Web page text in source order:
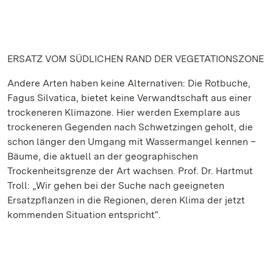
ERSATZ VOM SÜDLICHEN RAND DER VEGETATIONSZONE
Andere Arten haben keine Alternativen: Die Rotbuche,
Fagus Silvatica, bietet keine Verwandtschaft aus einer
trockeneren Klimazone. Hier werden Exemplare aus
trockeneren Gegenden nach Schwetzingen geholt, die
schon länger den Umgang mit Wassermangel kennen –
Bäume, die aktuell an der geographischen
Trockenheitsgrenze der Art wachsen. Prof. Dr. Hartmut
Troll: „Wir gehen bei der Suche nach geeigneten
Ersatzpflanzen in die Regionen, deren Klima der jetzt
kommenden Situation entspricht“.